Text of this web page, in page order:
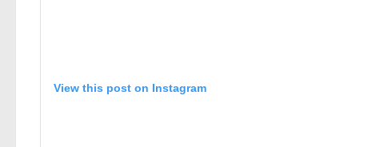
View this post on Instagram